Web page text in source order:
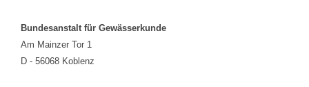
Bundesanstalt für Gewässerkunde
Am Mainzer Tor 1
D - 56068 Koblenz